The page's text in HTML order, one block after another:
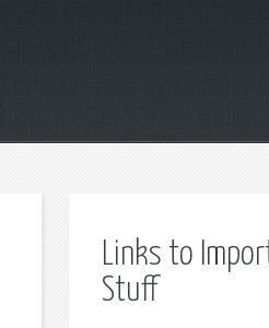
Links to
Stuff